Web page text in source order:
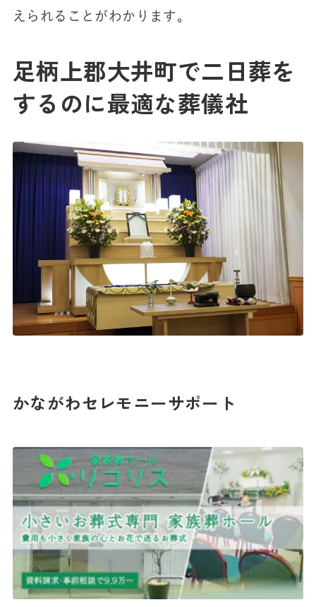
えられることがわかります。
足柄上郡大井町で二日葬を
するのに最適な葬儀社
かながわセレモニーサポート